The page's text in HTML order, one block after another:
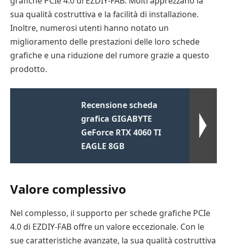
sua qualità costruttiva e la facilità di installazione.
Inoltre, numerosi utenti hanno notato un
miglioramento delle prestazioni delle loro schede
grafiche e una riduzione del rumore grazie a questo
prodotto.
Recensione scheda
grafica GIGABYTE
GeForce RTX 4060 TI
EAGLE 8GB
Valore complessivo
Nel complesso, il supporto per schede grafiche PCIe
4.0 di EZDIY-FAB offre un valore eccezionale. Con le
sue caratteristiche avanzate, la sua qualità costruttiva